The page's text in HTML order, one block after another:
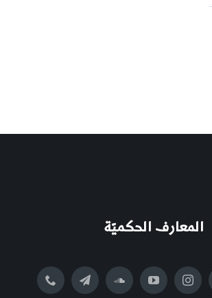
المعارف الحكميّة